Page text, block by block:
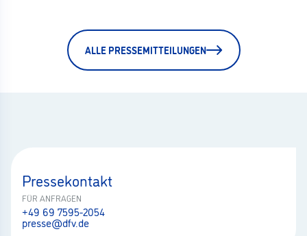
ALLE PRESSEMITTEILUNGEN
Pressekontakt
FÜR ANFRAGEN
+49 69 7595-2054
presse@dfv.de